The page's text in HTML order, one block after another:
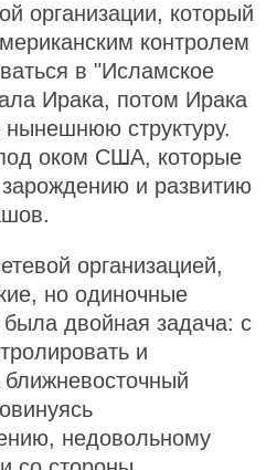
организации, который
контролем
в "Исламское
Ирака, потом Ирака
структуру.
оком США, которые
и развитию
организацией,
но одиночные
двойная задача: с
и
ближневосточный
недовольному